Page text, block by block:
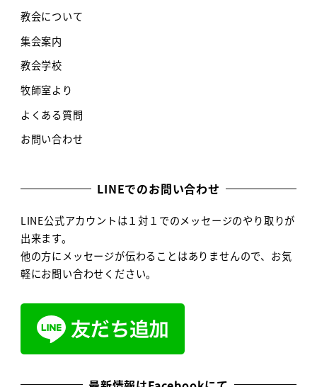
教会について
集会案内
教会学校
牧師室より
よくある質問
お問い合わせ
LINEでのお問い合わせ
LINE公式アカウントは１対１でのメッセージのやり取りが
出来ます。
他の方にメッセージが伝わることはありませんので、お気
軽にお問い合わせください。